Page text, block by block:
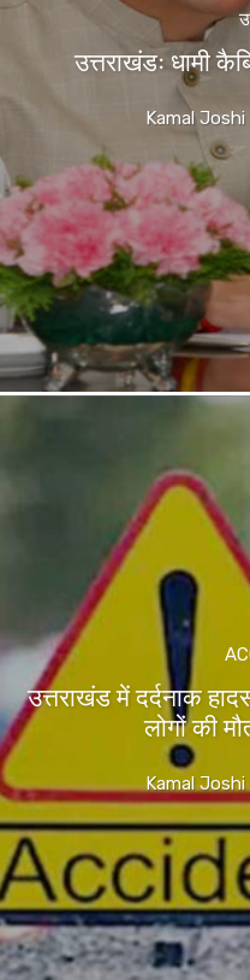
उत्तराखंडः धामी
Kamal Joshi
उत्तराखंड में दर्दनाक
लोगों की
Kamal Joshi